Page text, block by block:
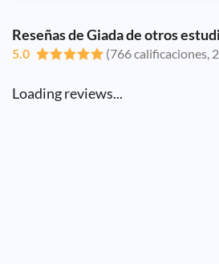
Reseñas de Giada de otros
5.0 (766 calificaciones,
Loading reviews...